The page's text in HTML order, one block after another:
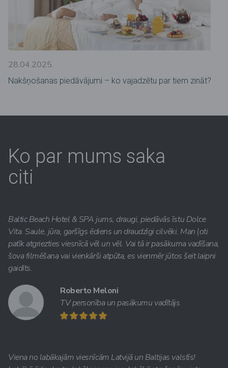
28.04.2025.
Nakšņošanas piedāvājumi – ko vajadzētu par tiem zināt?
Ko par mums saka
citi
Baltic Beach Hotel & SPA jums, draugi, piedāvās īstu Dolce
Vita. Saule, jūra, garšīgs ēdiens un draudzīgi cilvēki. Man ļoti
patīk atgriezties viesnīcā vēl un vēl. Vai tā ir pasākuma vadīšana,
šova filmēšana vai vienkārši atpūta, es vienmēr jūtos šeit laipni
gaidīts.
Roberto Meloni
TV personība un pasākumu vadītājs
Viena no labākajām viesnīcām Latvijā un Baltijas valstīs!